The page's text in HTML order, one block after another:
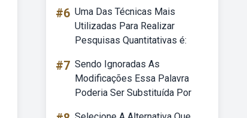
#6 Uma Das Técnicas Mais
Utilizadas Para Realizar
Pesquisas Quantitativas é:
#7 Sendo Ignoradas As
Modificações Essa Palavra
Poderia Ser Substituída Por